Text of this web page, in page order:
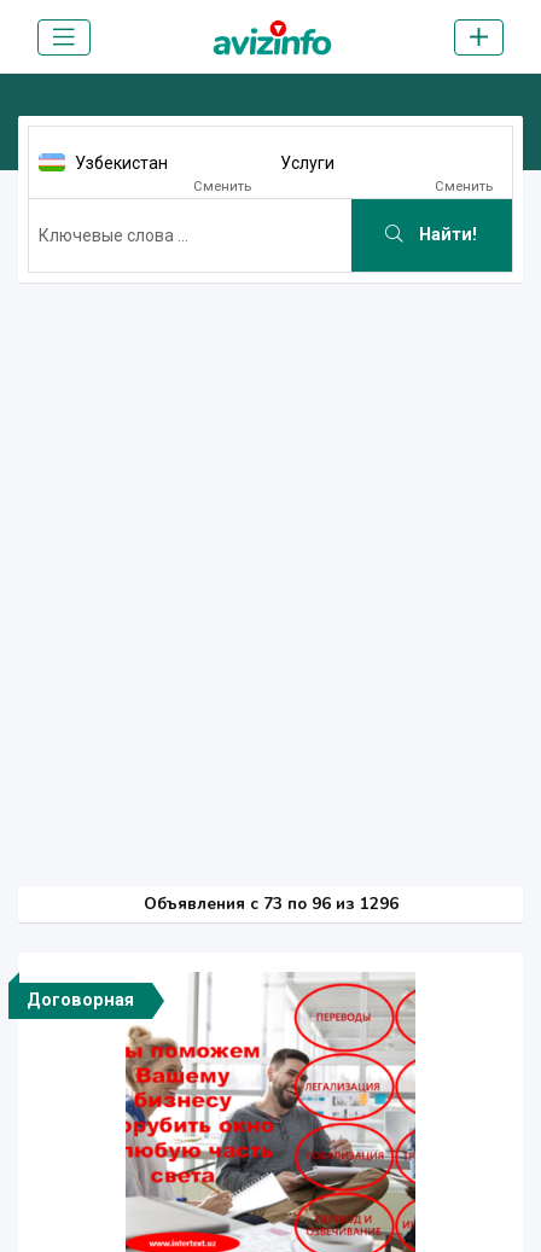
Узбекистан
Сменить
Услуги
Сменить
Найти!
Объявления c 73 по 96 из 1296
Договорная